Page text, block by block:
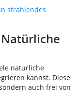
strahlendes
natürliche
kannst. Diese
auch frei von